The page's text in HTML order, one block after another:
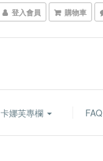
登入會員 購物車
卡娜芙專欄 FAQ